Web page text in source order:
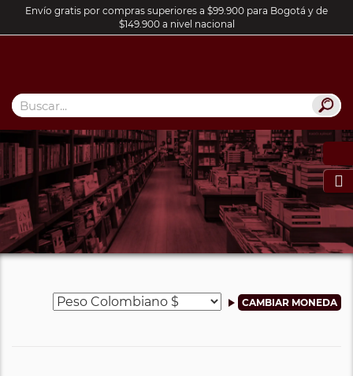
Envío gratis por compras superiores a $99.900 para Bogotá y de
$149.900 a nivel nacional
